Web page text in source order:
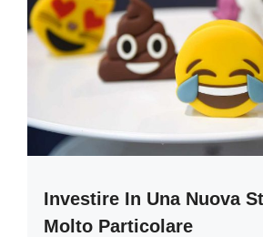
Investire In Una Nuova
Molto Particolare